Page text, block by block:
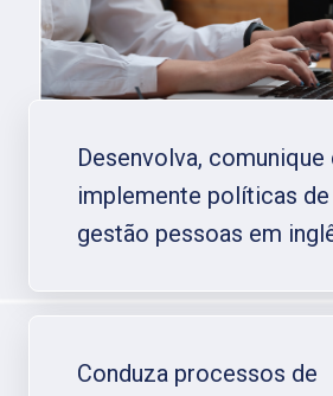
Desenvolva, comunique
implemente políticas de
gestão pessoas em
Conduza processos de